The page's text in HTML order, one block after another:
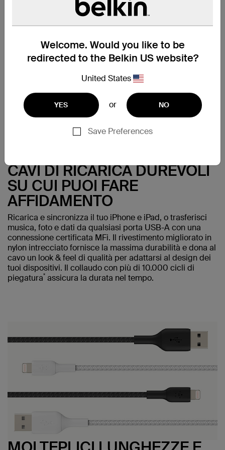
Welcome. Would you like to be
redirected to the Belkin US website?
United States
YES or NO
Save Preferences
CAVI DI RICARICA DUREVOLI
SU CUI PUOI FARE
AFFIDAMENTO
Ricarica e sincronizza il tuo iPhone e iPad, o trasferisci
musica, foto e dati da qualsiasi porta USB-A con una
connessione certificata MFi. Il rivestimento migliorato in
nylon intrecciato fornisce la massima durabilità e dona al
cavo un look & feel di qualità per adattarsi al design dei
tuoi dispositivi. Il collaudo con più di 10.000 cicli di
piegatura* assicura la durata nel tempo.